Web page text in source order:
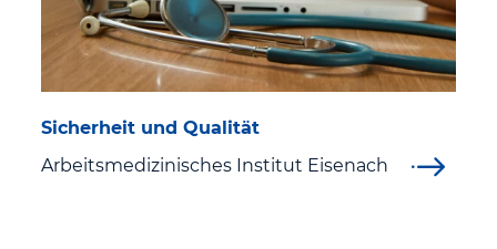
Sicherheit und Qualität
Arbeitsmedizinisches Institut Eisenach